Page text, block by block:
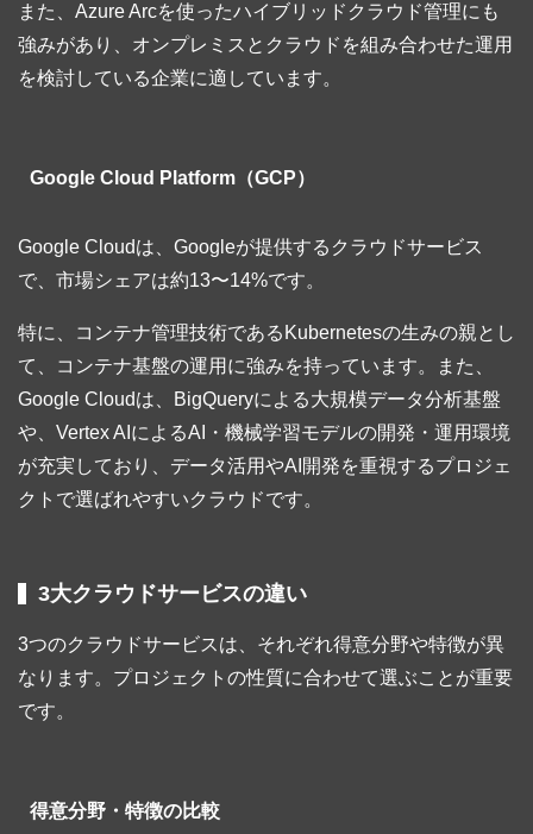
また、Azure Arcを使ったハイブリッドクラウド管理にも
強みがあり、オンプレミスとクラウドを組み合わせた運用
を検討している企業に適しています。
Google Cloud Platform（GCP）
Google Cloudは、Googleが提供するクラウドサービス
で、市場シェアは約13〜14%です。
特に、コンテナ管理技術であるKubernetesの生みの親とし
て、コンテナ基盤の運用に強みを持っています。また、
Google Cloudは、BigQueryによる大規模データ分析基盤
や、Vertex AIによるAI・機械学習モデルの開発・運用環境
が充実しており、データ活用やAI開発を重視するプロジェ
クトで選ばれやすいクラウドです。
3大クラウドサービスの違い
3つのクラウドサービスは、それぞれ得意分野や特徴が異
なります。プロジェクトの性質に合わせて選ぶことが重要
です。
得意分野・特徴の比較